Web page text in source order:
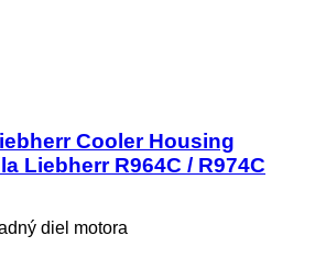
Cooler Housing
Liebherr R964C / R974C
diel motora